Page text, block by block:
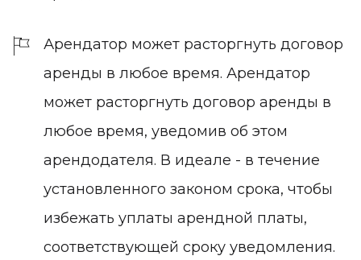
Арендатор может расторгнуть договор
аренды в любое время. Арендатор
может расторгнуть договор аренды в
любое время, уведомив об этом
арендодателя. В идеале - в течение
установленного законом срока, чтобы
избежать уплаты арендной платы,
соответствующей сроку уведомления.